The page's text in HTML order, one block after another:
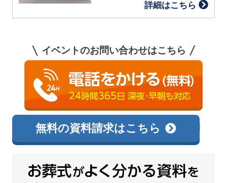
詳細はこちら
イベントのお問い合わせはこちら
相談無料 0120-144-300
無料の資料請求はこちら